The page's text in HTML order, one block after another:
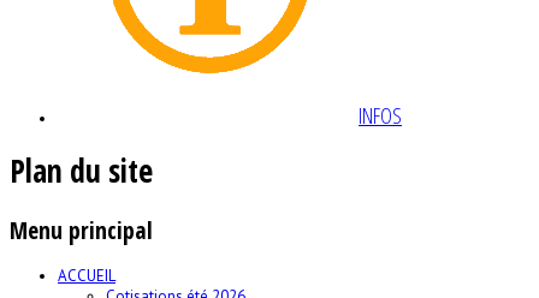
INFOS
Plan du site
Menu principal
ACCUEIL